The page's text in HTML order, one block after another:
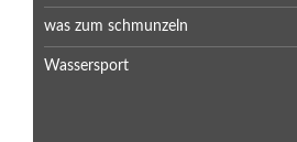
was zum schmunzeln
Wassersport